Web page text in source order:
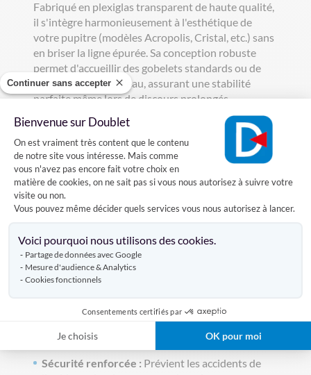
Continuer sans accepter
Bienvenue sur Doublet
Plateforme de Gestion du
On est vraiment très content que le contenu
de notre site vous intéresse. Mais comme
vous n'avez pas encore fait votre choix en
matière de cookies, on ne sait pas si vous nous autorisez à suivre votre
visite ou non.
Vous pouvez même décider quels services vous nous autorisez à lancer.
Voici pourquoi nous utilisons des cookies.
Partage de données avec Google
Mesure d'audience & Analytics
Cookies fonctionnels
Consentements certifiés par
Je choisis OK pour moi
Fabriqué en plexiglas transparent de haute qualité,
il s'intègre harmonieusement à l'esthétique de
votre pupitre (modèles Acropolis, Cristal, etc.) sans
en briser la ligne épurée. Sa conception robuste
permet d'accueillir des gobelets standards ou de
petites bouteilles d'eau, assurant une stabilité
parfaite même lors de discours prolongés.
porte-gobelet pour pupitrese
fixe solidement sur le côté du plateau ou de la
structure, offrant une ergonomie naturelle à
l'intervenant. En déportant le récipient, il libère de
l'espace sur le plan de travail pour les notes, les
tablettes ou les microphones. C'est
l'investissement malin pour les mairies, les centres
confort optimal à leurs invités tout en préservant
l'intégrité de leur mobilier de conférence sur le long
terme.
Hydratation facile sans
encombrer le plateau principal.
Sécurité renforcée : Prévient les accidents de